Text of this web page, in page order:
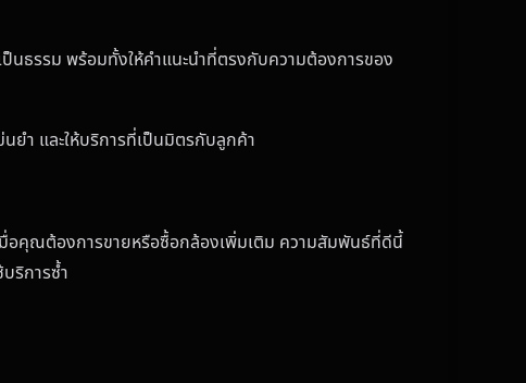
นธรรม พร้อมทั้งให้คำแนะนำที่ตรงกับความต้องการของ
ยำ และให้บริการที่เป็นมิตรกับลูกค้า
มื่อคุณต้องการขายหรือซื้อกล้องเพิ่มเติม ความสัมพันธ์ที่ดีนี้
ริการซ้ำ